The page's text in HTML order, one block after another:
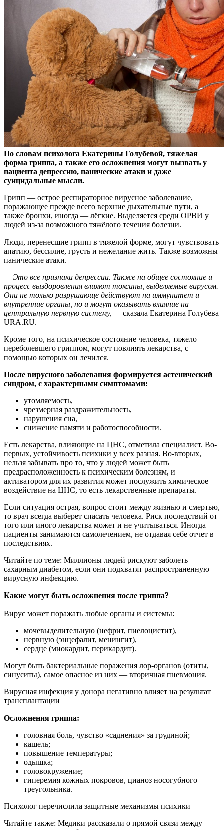
По словам психолога Екатерины Голубевой, тяжелая
форма гриппа, а также его осложнения могут вызвать у
пациента депрессию, панические атаки и даже
суицидальные мысли.
Грипп — острое респираторное вирусное заболевание,
поражающее прежде всего верхние дыхательные пути, а
также бронхи, иногда — лёгкие. Выделяется среди ОРВИ у
людей из-за возможного тяжёлого течения болезни.
Люди, перенесшие грипп в тяжелой форме, могут чувствовать
апатию, бессилие, грусть и нежелание жить. Также возможны
панические атаки.
— Это все признаки депрессии. Также на общее состояние и
процесс выздоровления влияют токсины, выделяемые вирусом.
Они не только разрушающе действуют на иммунитет и
внутренние органы, но и могут оказывать влияние на
центральную нервную систему, —сказала Екатерина Голубева
URA.RU.
Кроме того, на психическое состояние человека, тяжело
переболевшего гриппом, могут повлиять лекарства, с
помощью которых он лечился.
После вирусного заболевания формируется астенический
синдром, с характерными симптомами:
утомляемость,
чрезмерная раздражительность,
нарушения сна,
снижение памяти и работоспособности.
Есть лекарства, влияющие на ЦНС, отметила специалист. Во-
первых, устойчивость психики у всех разная. Во-вторых,
нельзя забывать про то, что у людей может быть
предрасположенность к психическим болезням, и
активатором для их развития может послужить химическое
воздействие на ЦНС, то есть лекарственные препараты.
Если ситуация острая, вопрос стоит между жизнью и смертью,
то врач всегда выберет спасать человека. Риск последствий от
того или иного лекарства может и не учитываться. Иногда
пациенты занимаются самолечением, не отдавая себе отчет в
последствиях.
Читайте по теме: Миллионы людей рискуют заболеть
сахарным диабетом, если они подхватят распространенную
вирусную инфекцию.
Какие могут быть осложнения после гриппа?
Вирус может поражать любые органы и системы:
мочевыделительную (нефрит, пиелоцистит),
нервную (энцефалит, менингит),
сердце (миокардит, перикардит).
Могут быть бактериальные поражения лор-органов (отиты,
синуситы), самое опасное из них — вторичная пневмония.
Вирусная инфекция у донора негативно влияет на результат
трансплантации
Осложнения гриппа:
головная боль, чувство «саднения» за грудиной;
кашель;
повышение температуры;
одышка;
головокружение;
гиперемия кожных покровов, цианоз носогубного
треугольника.
Психолог перечислила защитные механизмы психики
Читайте также: Медики рассказали о прямой связи между